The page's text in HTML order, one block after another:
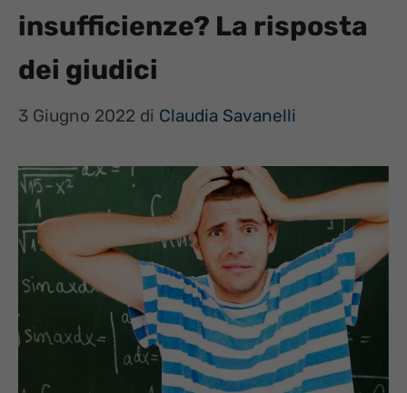
insufficienze? La risposta
dei giudici
3 Giugno 2022 di Claudia Savanelli